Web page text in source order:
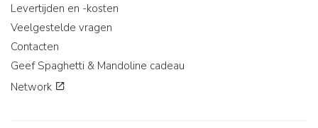
Levertijden en -kosten
Veelgestelde vragen
Contacten
Geef Spaghetti & Mandoline cadeau
Network